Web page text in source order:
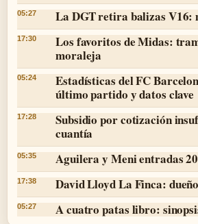
05:27 La DGT retira balizas V16:
17:30
Los favoritos de Midas:
moraleja
05:24
Estadísticas del FC
último partido y datos clave
17:28
Subsidio por cotización
cuantía
05:35 Aguilera y Meni entradas
17:38 David Lloyd La Finca:
05:27 A cuatro patas libro: